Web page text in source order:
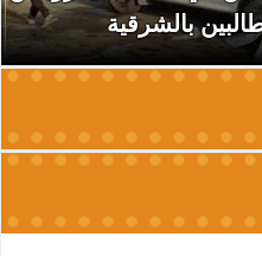
بالشرقية